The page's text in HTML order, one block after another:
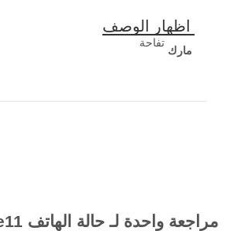
مارك
تفاحة
مراجعة واحدة لـ